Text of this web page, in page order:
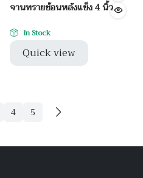
จานทรายซ้อนหลังแข็ง 4 นิ้ว
In Stock
Quick view
4 5